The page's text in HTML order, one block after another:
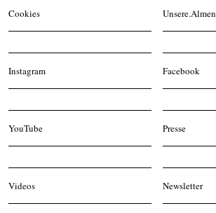
Cookies Unsere.Almen
Instagram Facebook
YouTube Presse
Videos Newsletter